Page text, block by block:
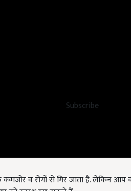
Subscribe
को स्वस्थ रख सकते हैं.